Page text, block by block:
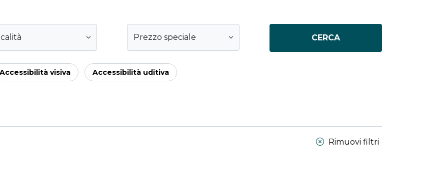
Prezzo speciale CERCA
Accessibilità visiva Accessibilità uditiva
Rimuovi filtri